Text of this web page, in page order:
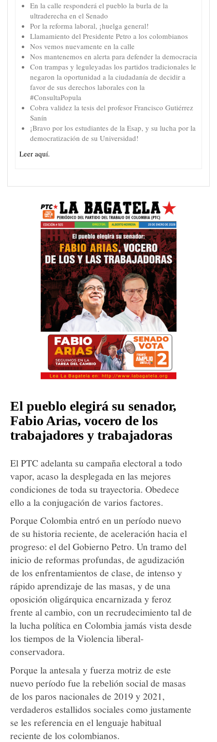
En la calle responderá el pueblo la burla de la
ultraderecha en el Senado
Por la reforma laboral, ¡huelga general!
Llamamiento del Presidente Petro a los colombianos
Nos vemos nuevamente en la calle
Nos mantenemos en alerta para defender la democracia
Con trampas y leguleyadas los partidos tradicionales le
negaron la oportunidad a la ciudadanía de decidir a
favor de sus derechos laborales con la
#ConsultaPopula
Cobra validez la tesis del profesor Francisco Gutiérrez
Sanín
¡Bravo por los estudiantes de la Esap, y su lucha por la
democratización de su Universidad!
Leer aquí.
El pueblo elegirá su senador,
Fabio Arias, vocero de los
trabajadores y trabajadoras
El PTC adelanta su campaña electoral a todo
vapor, acaso la desplegada en las mejores
condiciones de toda su trayectoria. Obedece
ello a la conjugación de varios factores.
Porque Colombia entró en un período nuevo
de su historia reciente, de aceleración hacia el
progreso: el del Gobierno Petro. Un tramo del
inicio de reformas profundas, de agudización
de los enfrentamientos de clase, de intenso y
rápido aprendizaje de las masas, y de una
oposición oligárquica encarnizada y feroz
frente al cambio, con un recrudecimiento tal de
la lucha política en Colombia jamás vista desde
los tiempos de la Violencia liberal-
conservadora.
Porque la antesala y fuerza motriz de este
nuevo período fue la rebelión social de masas
de los paros nacionales de 2019 y 2021,
verdaderos estallidos sociales como justamente
se les referencia en el lenguaje habitual
reciente de los colombianos.